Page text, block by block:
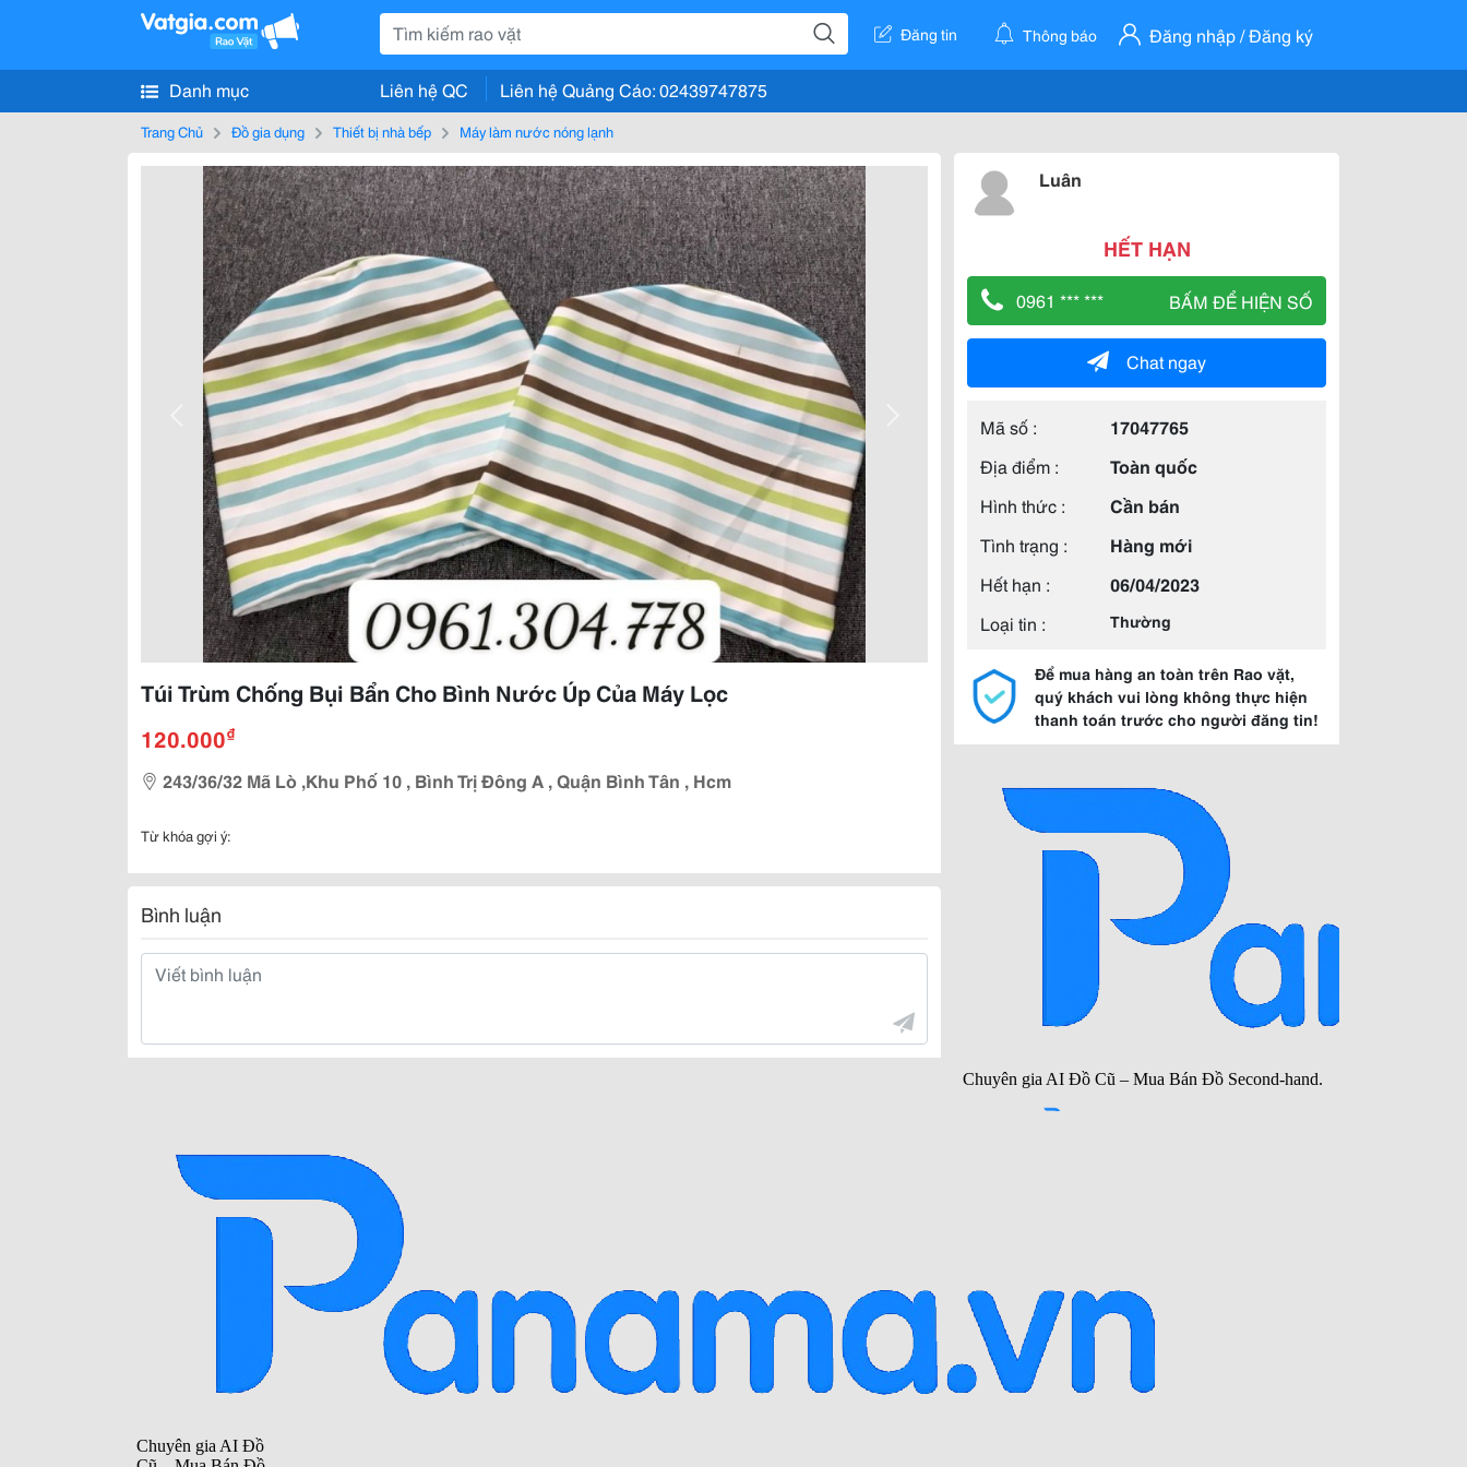
Đăng tin Thông báo Đăng nhập / Đăng ký
Danh mục Liên hệ QC Liên hệ Quảng Cáo: 02439747875
Trang Chủ Đồ gia dụng Thiết bị nhà bếp Máy làm nước nóng lạnh
Túi Trùm Chống Bụi Bẩn Cho Bình Nước Úp Của Máy Lọc
120.000₫
243/36/32 Mã Lò ,Khu Phố 10 , Bình Trị Đông A , Quận Bình Tân , Hcm
Từ khóa gợi ý:
Bình luận
Luân
HẾT HẠN
0961 *** *** BẤM ĐỂ HIỆN SỐ
Chat ngay
Mã số :
17047765
Địa điểm :
Toàn quốc
Hình thức :
Cần bán
Tình trạng :
Hàng mới
Hết hạn :
06/04/2023
Loại tin :
Thường
Để mua hàng an toàn trên Rao vặt,
quý khách vui lòng không thực hiện
thanh toán trước cho người đăng tin!